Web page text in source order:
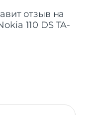
отзыв на
110 DS TA-